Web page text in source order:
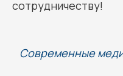
сотрудничеству!
Современные